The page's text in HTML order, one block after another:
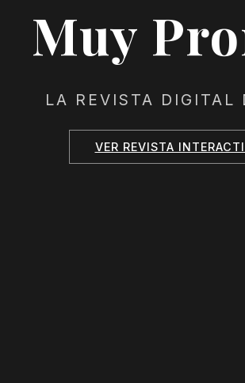
Muy
LA REVISTA DIGITAL
VER REVISTA